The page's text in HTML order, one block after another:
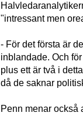
"intressant men
- För det första är
inblandade. Och
plus ett är två i
då de saknar
Penn menar också